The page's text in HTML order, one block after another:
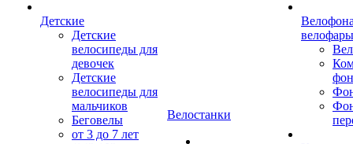
Детские
Детские
велосипеды для
девочек
Детские
велосипеды для
мальчиков
Беговелы
от 3 до 7 лет
Велостанки
велофары